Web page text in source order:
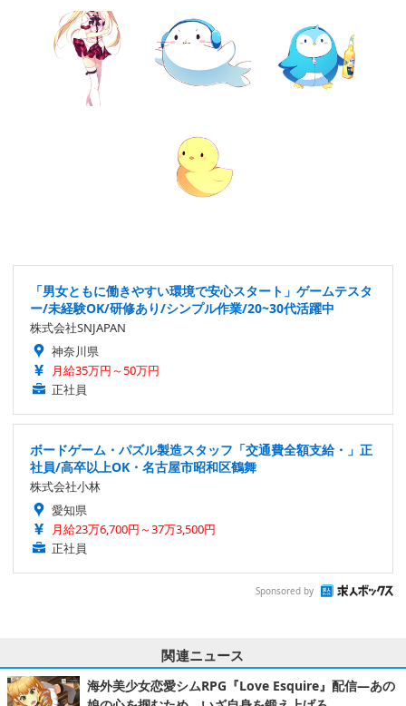
「男女ともに働きやすい環境で安心スタート」ゲームテスタ
ー/未経験OK/研修あり/シンプル作業/20~30代活躍中
株式会社SNJAPAN
神奈川県
月給35万円～50万円
正社員
ボードゲーム・パズル製造スタッフ「交通費全額支給・」正
社員/高卒以上OK・名古屋市昭和区鶴舞
株式会社小林
愛知県
月給23万6,700円～37万3,500円
正社員
Sponsored by
関連ニュース
海外美少女恋愛シムRPG『Love Esquire』配信―あの